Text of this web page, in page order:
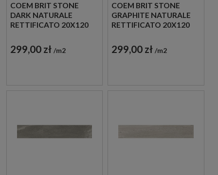
COEM BRIT STONE
DARK NATURALE
RETTIFICATO 20X120
GRESOWE KAMIENNE
299,00 zł m2
COEM BRIT STONE
GRAPHITE NATURALE
RETTIFICATO 20X120
GRESOWE KAMIENNE
299,00 zł m2